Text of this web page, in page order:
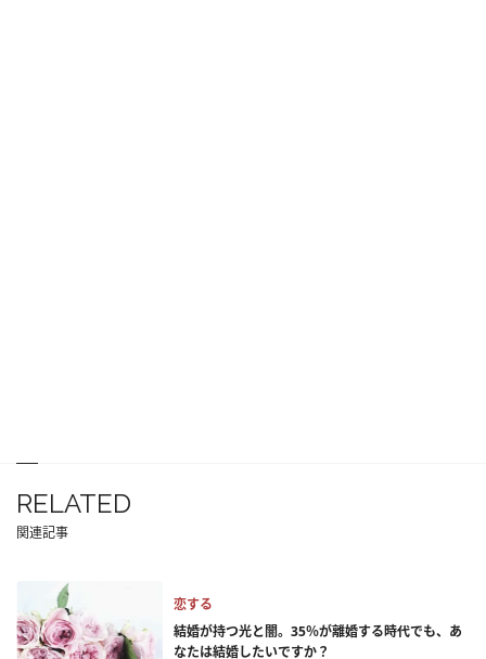
RELATED
関連記事
恋する
結婚が持つ光と闇。35％が離婚する時代でも、あ
なたは結婚したいですか？